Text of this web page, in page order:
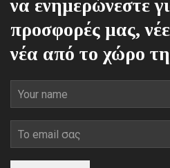
να ενημερώνεστε
προσφορές μας,
νέα από το χώρο